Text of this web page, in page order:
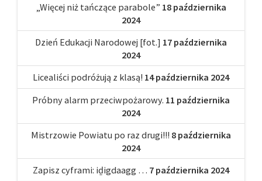
„Więcej niż tańczące parabole” 18 października
2024
Dzień Edukacji Narodowej [fot.] 17 października
2024
Licealiści podróżują z klasą! 14 października 2024
Próbny alarm przeciwpożarowy. 11 października
2024
Mistrzowie Powiatu po raz drugi!!! 8 października
2024
Zapisz cyframi: iḏigdaagg … 7 października 2024